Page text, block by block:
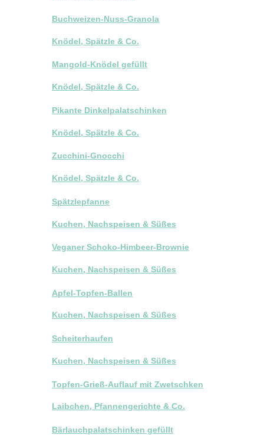
Buchweizen-Nuss-Granola
Knödel, Spätzle & Co.
Mangold-Knödel gefüllt
Knödel, Spätzle & Co.
Pikante Dinkelpalatschinken
Knödel, Spätzle & Co.
Zucchini-Gnocchi
Knödel, Spätzle & Co.
Spätzlepfanne
Kuchen, Nachspeisen & Süßes
Veganer Schoko-Himbeer-Brownie
Kuchen, Nachspeisen & Süßes
Apfel-Topfen-Ballen
Kuchen, Nachspeisen & Süßes
Scheiterhaufen
Kuchen, Nachspeisen & Süßes
Topfen-Grieß-Auflauf mit Zwetschken
Laibchen, Pfannengerichte & Co.
Bärlauchpalatschinken gefüllt